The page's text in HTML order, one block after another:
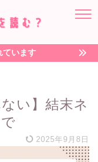
ています
い】結末ネ
2025年9月8日